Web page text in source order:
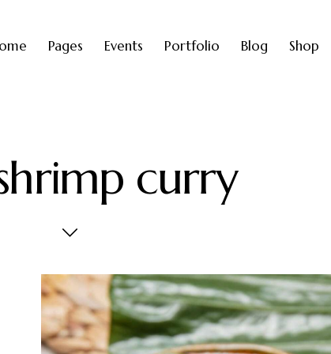
Pages Events Portfolio Blog Shop
curry